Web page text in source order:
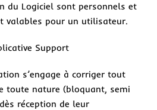
du Logiciel sont personnels et
valables pour un utilisateur.
Support
s’engage à corriger tout
toute nature (bloquant, semi
réception de leur